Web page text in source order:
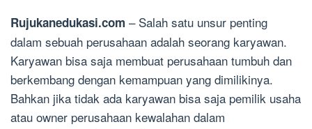
Rujukanedukasi.com – Salah satu unsur penting
dalam sebuah perusahaan adalah seorang karyawan.
Karyawan bisa saja membuat perusahaan tumbuh dan
berkembang dengan kemampuan yang dimilikinya.
Bahkan jika tidak ada karyawan bisa saja pemilik usaha
atau owner perusahaan kewalahan dalam